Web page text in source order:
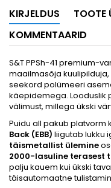
KIRJELDUS
TOOTE
KOMMENTAARID
S&T PPSh-41 premium-
maailmasõja
seekord polümeeri
käepidemega. Looduslik
välimust, millega ükski
Puidu all pakub platvorm
Back (EBB) liigutab lukku
täismetallist ülemine
2000-lasuline terasest
palju kauem kui ükski
täisautomaatne